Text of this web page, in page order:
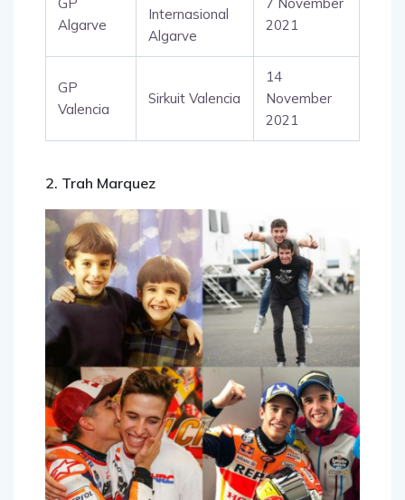
Algarve
Internasional
Algarve
2021
GP
Valencia
Sirkuit Valencia
14
November
2021
2. Trah Marquez